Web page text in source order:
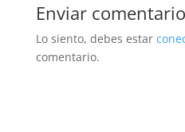
Enviar comentario
Lo siento, debes estar
comentario.